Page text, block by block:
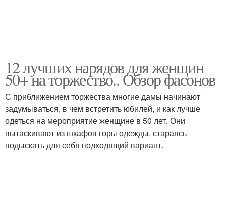
12 лучших нарядов для женщин
50+ на торжество.. Обзор фасонов
С приближением торжества многие дамы начинают
задумываться, в чем встретить юбилей, и как лучше
одеться на мероприятие женщине в 50 лет. Они
вытаскивают из шкафов горы одежды, стараясь
подыскать для себя подходящий вариант.